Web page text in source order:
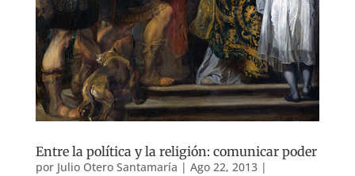
Entre la política y la religión: comunicar poder
por Julio Otero Santamaría | Ago 22, 2013|